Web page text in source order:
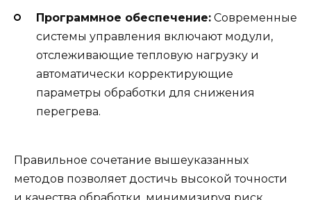
Программное обеспечение: Современные
системы управления включают модули,
отслеживающие тепловую нагрузку и
автоматически корректирующие
параметры обработки для снижения
перегрева.
Правильное сочетание вышеуказанных
методов позволяет достичь высокой точности